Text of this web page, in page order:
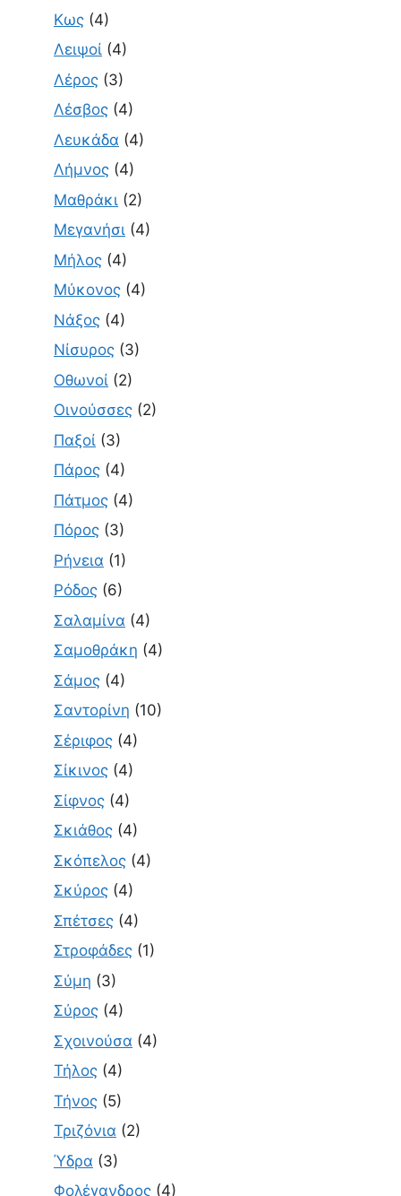
Κως (4)
Λειψοί (4)
Λέρος (3)
Λέσβος (4)
Λευκάδα (4)
Λήμνος (4)
Μαθράκι (2)
Μεγανήσι (4)
Μήλος (4)
Μύκονος (4)
Νάξος (4)
Νίσυρος (3)
Οθωνοί (2)
Οινούσσες (2)
Παξοί (3)
Πάρος (4)
Πάτμος (4)
Πόρος (3)
Ρήνεια (1)
Ρόδος (6)
Σαλαμίνα (4)
Σαμοθράκη (4)
Σάμος (4)
Σαντορίνη (10)
Σέριφος (4)
Σίκινος (4)
Σίφνος (4)
Σκιάθος (4)
Σκόπελος (4)
Σκύρος (4)
Σπέτσες (4)
Στροφάδες (1)
Σύμη (3)
Σύρος (4)
Σχοινούσα (4)
Τήλος (4)
Τήνος (5)
Τριζόνια (2)
Ύδρα (3)
Φολέγανδρος (4)